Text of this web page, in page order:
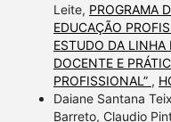
Leite, PROGRAMA
EDUCAÇÃO
ESTUDO DA LINHA
DOCENTE E
PROFISSIONAL” ,
Daiane Santana
Barreto, Claudio